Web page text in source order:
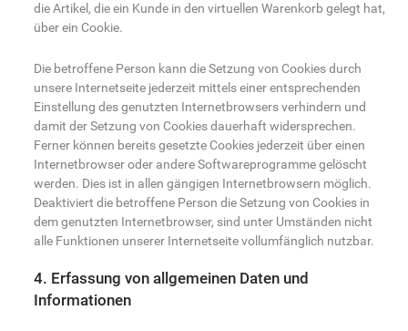
die Artikel, die ein Kunde in den virtuellen Warenkorb gelegt hat,
über ein Cookie.
Die betroffene Person kann die Setzung von Cookies durch
unsere Internetseite jederzeit mittels einer entsprechenden
Einstellung des genutzten Internetbrowsers verhindern und
damit der Setzung von Cookies dauerhaft widersprechen.
Ferner können bereits gesetzte Cookies jederzeit über einen
Internetbrowser oder andere Softwareprogramme gelöscht
werden. Dies ist in allen gängigen Internetbrowsern möglich.
Deaktiviert die betroffene Person die Setzung von Cookies in
dem genutzten Internetbrowser, sind unter Umständen nicht
alle Funktionen unserer Internetseite vollumfänglich nutzbar.
4. Erfassung von allgemeinen Daten und
Informationen